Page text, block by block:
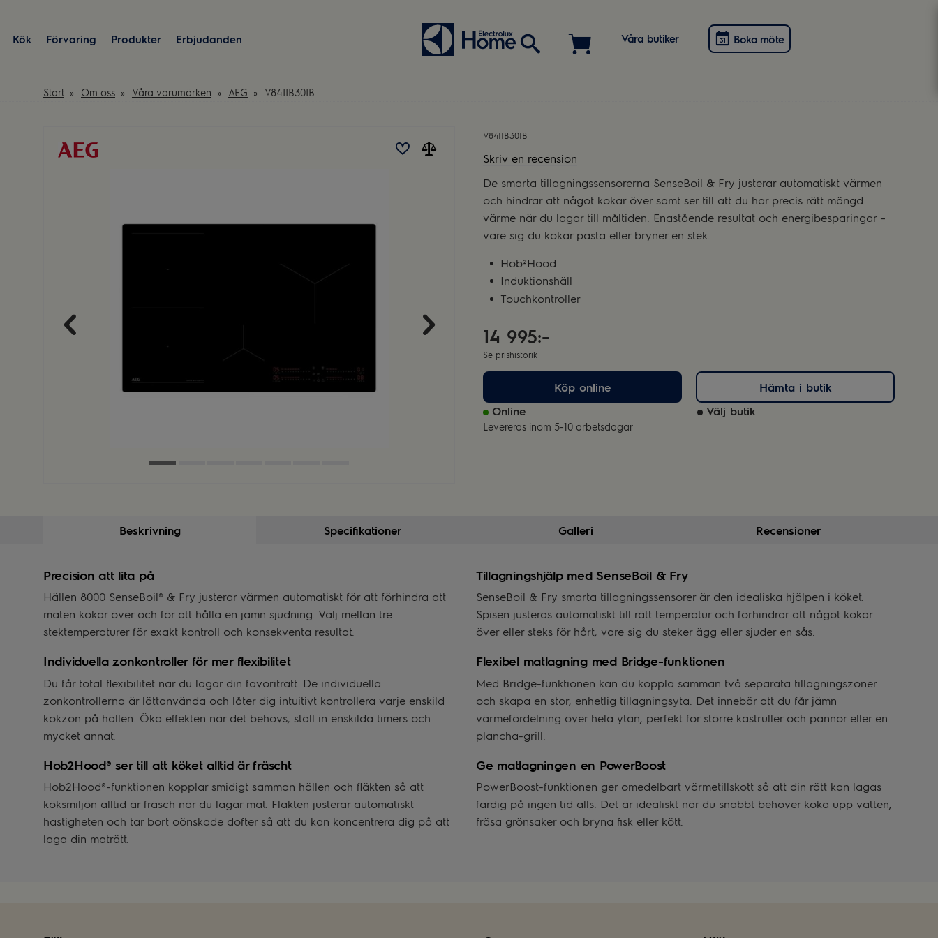
Kök Förvaring Produkter Erbjudanden Våra butiker Boka möte
Start Om oss Våra varumärken AEG V84IIB30IB
V84IIB30IB
Skriv en recension
De smarta tillagningssensorerna SenseBoil & Fry justerar automatiskt värmen
och hindrar att något kokar över samt ser till att du har precis rätt mängd
värme när du lagar till måltiden. Enastående resultat och energibesparingar –
vare sig du kokar pasta eller bryner en stek.
Hob²Hood
Induktionshäll
Touchkontroller
14 995:-
Se prishistorik
Köp online
Online
Levereras inom 5-10 arbetsdagar
Hämta i butik
Välj butik
Beskrivning Specifikationer Galleri Recensioner
Precision att lita på
Hällen 8000 SenseBoil® & Fry justerar värmen automatiskt för att förhindra att
maten kokar över och för att hålla en jämn sjudning. Välj mellan tre
stektemperaturer för exakt kontroll och konsekventa resultat.
Tillagningshjälp med SenseBoil & Fry
SenseBoil & Fry smarta tillagningssensorer är den idealiska hjälpen i köket.
Spisen justeras automatiskt till rätt temperatur och förhindrar att något kokar
över eller steks för hårt, vare sig du steker ägg eller sjuder en sås.
Individuella zonkontroller för mer flexibilitet
Du får total flexibilitet när du lagar din favoriträtt. De individuella
zonkontrollerna är lättanvända och låter dig intuitivt kontrollera varje enskild
kokzon på hällen. Öka effekten när det behövs, ställ in enskilda timers och
mycket annat.
Flexibel matlagning med Bridge-funktionen
Med Bridge-funktionen kan du koppla samman två separata tillagningszoner
och skapa en stor, enhetlig tillagningsyta. Det innebär att du får jämn
värmefördelning över hela ytan, perfekt för större kastruller och pannor eller en
plancha-grill.
Hob2Hood® ser till att köket alltid är fräscht
Hob2Hood®-funktionen kopplar smidigt samman hällen och fläkten så att
köksmiljön alltid är fräsch när du lagar mat. Fläkten justerar automatiskt
hastigheten och tar bort oönskade dofter så att du kan koncentrera dig på att
laga din maträtt.
Ge matlagningen en PowerBoost
PowerBoost-funktionen ger omedelbart värmetillskott så att din rätt kan lagas
färdig på ingen tid alls. Det är idealiskt när du snabbt behöver koka upp vatten,
fräsa grönsaker och bryna fisk eller kött.